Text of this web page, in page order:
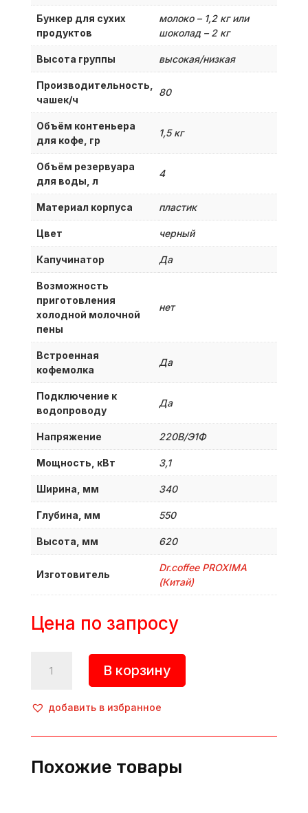
Бункер для сухих
продуктов
молоко – 1,2 кг или
шоколад – 2 кг
Высота группы высокая/низкая
Производительность,
чашек/ч
80
Объём контеньера
для кофе, гр
1,5 кг
Объём резервуара
для воды, л
4
Материал корпуса пластик
Цвет черный
Капучинатор Да
Возможность
приготовления
холодной молочной
пены
нет
Встроенная
кофемолка
Да
Подключение к
водопроводу
Да
Напряжение 220В/Э1Ф
Мощность, кВт 3,1
Ширина, мм 340
Глубина, мм 550
Высота, мм 620
Изготовитель
Dr.coffee PROXIMA
(Китай)
Цена по запросу
товара
Кофемашина
супер-
профессиональная,
S1,
В корзину
добавить в избранное
Похожие товары